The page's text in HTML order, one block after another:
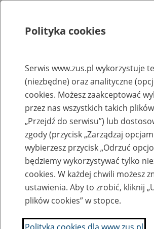
Rejestry, ewidencje i archiwa
Baza zlikwidowanych
przekształconych
Nazwa zakładu pracy:
SZUKAJ
Polityka cookies
Serwis www.zus.pl wykorzystuje
(niezbędne) oraz analityczne
cookies. Możesz zaakceptować
przez nas wszystkich takich
„Przejdź do serwisu”) lub
zgody (przycisk „Zarządzaj
wybierzesz przycisk „Odrzuć
będziemy wykorzystywać tylko
cookies. W każdej chwili możesz
ustawienia. Aby to zrobić, kliknij
plików cookies” w stopce.